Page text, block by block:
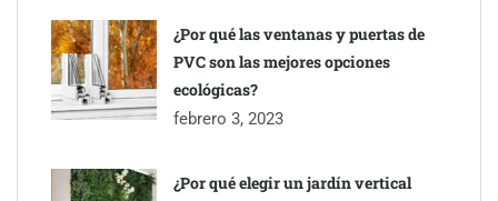
¿Por qué las ventanas y puertas de
PVC son las mejores opciones
ecológicas?
febrero 3, 2023
¿Por qué elegir un jardín vertical